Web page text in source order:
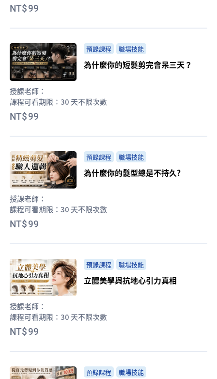
99
預錄課程 職場技能
為什麼你的短髮剪完會呆三天？
授課老師：
課程可看期限： 30 天不限次數
99
預錄課程 職場技能
為什麼你的髮型總是不持久?
授課老師：
課程可看期限： 30 天不限次數
99
預錄課程 職場技能
立體美學與抗地心引力真相
授課老師：
課程可看期限： 30 天不限次數
99
預錄課程 職場技能